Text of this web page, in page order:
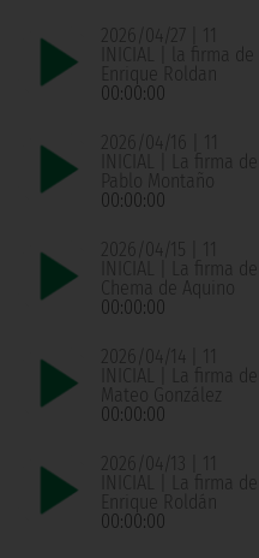
2026/04/27 | 11
INICIAL | la firma de
Enrique Roldan
00:00:00
2026/04/16 | 11
INICIAL | La firma de
Pablo Montaño
00:00:00
2026/04/15 | 11
INICIAL | La firma de
Chema de Aquino
00:00:00
2026/04/14 | 11
INICIAL | La firma de
Mateo González
00:00:00
2026/04/13 | 11
INICIAL | La firma de
Enrique Roldán
00:00:00